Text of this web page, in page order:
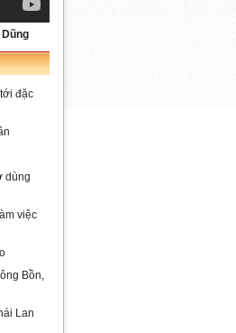
đặc
dùng
việc
Bồn,
Lan